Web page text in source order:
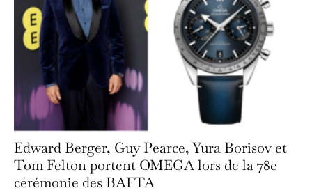
Edward Berger, Guy Pearce, Yura Borisov et
Tom Felton portent OMEGA lors de la 78e
cérémonie des BAFTA